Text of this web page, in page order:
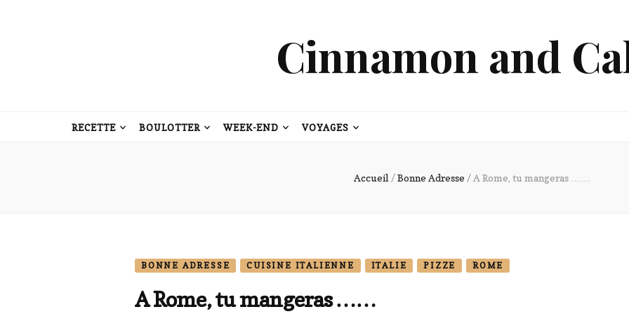
Cinnamon and
RECETTE BOULOTTER WEEK-END VOYAGES
Accueil / Bonne Adresse / A Rome, tu mangeras ……
BONNE ADRESSE CUISINE ITALIENNE ITALIE PIZZE ROME
A Rome, tu mangeras ……